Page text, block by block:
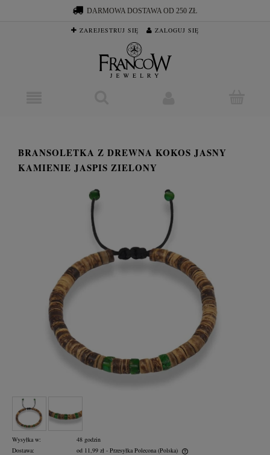
DARMOWA DOSTAWA OD 250 ZŁ
ZAREJESTRUJ SIĘ ZALOGUJ SIĘ
BRANSOLETKA Z DREWNA KOKOS JASNY
KAMIENIE JASPIS ZIELONY
Wysyłka w:
48 godzin
Dostawa:
od 11,99 zł - Przesyłka Polecona (Polska)